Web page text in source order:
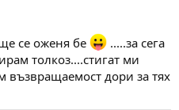
се оженя бе
.....за сега
толкоз....стигат ми
дори за тях